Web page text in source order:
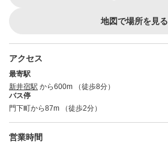
地図で場所を見る
アクセス
最寄駅
新井宿駅 から600m （徒歩8分）
バス停
門下町から87m （徒歩2分）
営業時間